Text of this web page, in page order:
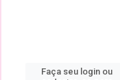
Faça seu login ou